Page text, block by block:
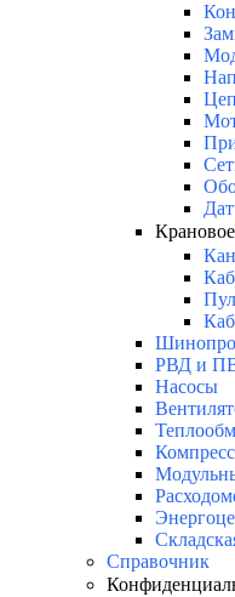
РВД и
Насосы
Справочник